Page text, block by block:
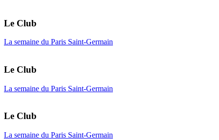
Le Club
La semaine du Paris Saint-Germain
Le Club
La semaine du Paris Saint-Germain
Le Club
La semaine du Paris Saint-Germain